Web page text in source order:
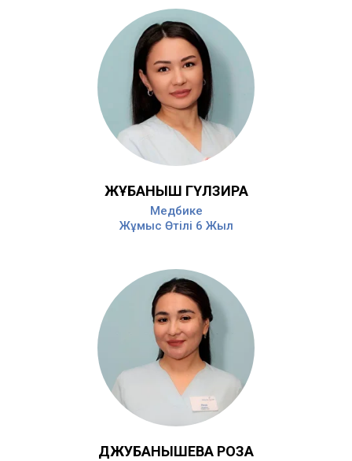
ЖҰБАНЫШ ГҮЛЗИРА
Медбике
Жұмыс Өтілі 6 Жыл
ДЖУБАНЫШЕВА РОЗА